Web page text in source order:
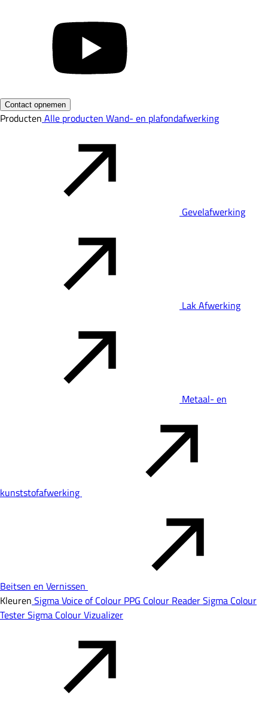
Contact opnemen
Producten Alle producten Wand- en plafondafwerking
Gevelafwerking
Lak Afwerking
Metaal- en
kunststofafwerking
Beitsen en Vernissen
Kleuren Sigma Voice of Colour PPG Colour ReaderSigma Colour
TesterSigma Colour Vizualizer